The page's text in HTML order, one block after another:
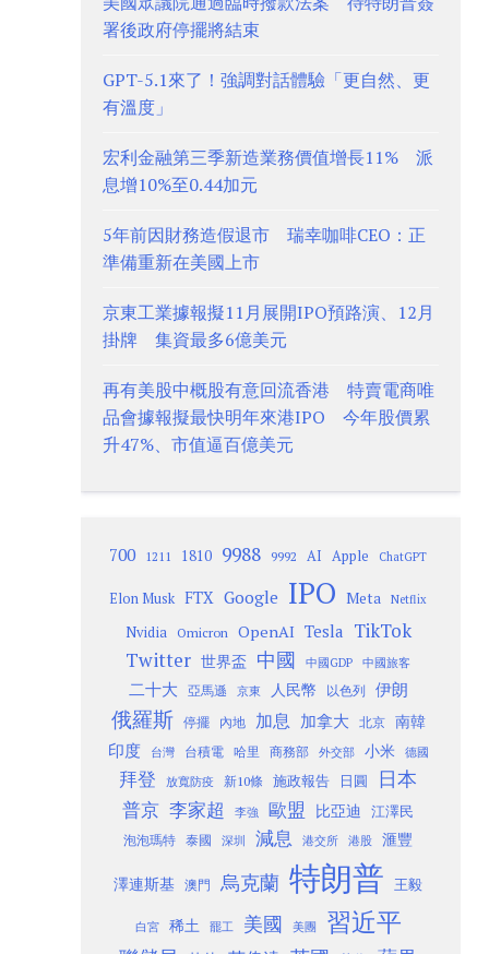
署後政府停擺將結束
GPT-5.1來了！強調對話體驗「更自然、更
有溫度」
宏利金融第三季新造業務價值增長11% 派
息增10%至0.44加元
5年前因財務造假退市 瑞幸咖啡CEO：正
準備重新在美國上市
京東工業據報擬11月展開IPO預路演、12月
掛牌 集資最多6億美元
再有美股中概股有意回流香港 特賣電商唯
品會據報擬最快明年來港IPO 今年股價累
升47%、市值逼百億美元
700 1211 1810 9988 9992 AI Apple ChatGPT
Elon Musk FTX Google IPO Meta Netflix
Nvidia Omicron OpenAI Tesla TikTok
Twitter 世界盃 中國 中國GDP 中國旅客
二十大 亞馬遜 京東 人民幣 以色列 伊朗
俄羅斯 停擺 內地 加息 加拿大 北京
南韓
印度
台灣 台積電 哈里 商務部 外交部 小米 德國
拜登 放寬防疫 新10條 施政報告 日圓 日本
普京 李家超 李強 歐盟 比亞迪 江澤民
泡泡瑪特 泰國 深圳 減息 港交所 港股 滙豐
澤連斯基 澳門 烏克蘭 特朗普 王毅
白宮 稀土 罷工 美國 美團 習近平